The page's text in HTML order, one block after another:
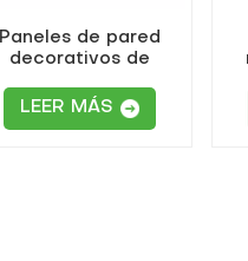
Paneles de pared
decorativos de
para exteriores
coextruidos
LEER MÁS